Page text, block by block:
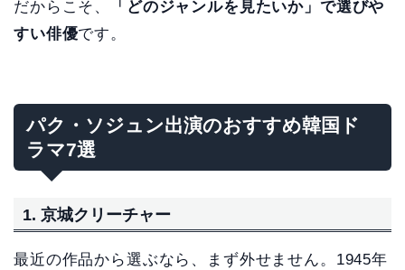
だからこそ、
「どのジャンルを見たいか」で選びや
すい俳優です。
パク・ソジュン出演のおすすめ韓国ド
ラマ7選
1. 京城クリーチャー
最近の作品から選ぶなら、まず外せません。1945年